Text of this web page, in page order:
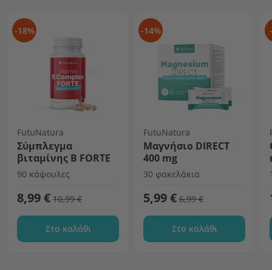
-18%
FutuNatura
Σύμπλεγμα
βιταμίνης Β FORTE
90 κάψουλες
8,99 € 10,99 €
Στο καλάθι
-14%
FutuNatura
Μαγνήσιο DIRECT
400 mg
30 φακελάκια
5,99 € 6,99 €
Στο καλάθι